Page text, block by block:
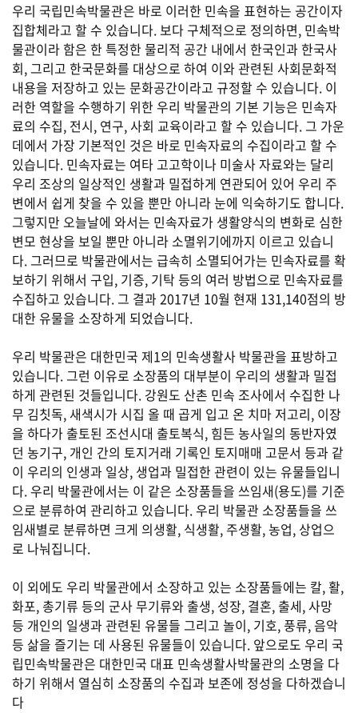
우리 국립민속박물관은 바로 이러한 민속을 표현하는 공간이자
집합체라고 할 수 있습니다. 보다 구체적으로 정의하면, 민속박
물관이라 함은 한 특정한 물리적 공간 내에서 한국인과 한국사
회, 그리고 한국문화를 대상으로 하여 이와 관련된 사회문화적
내용을 저장하고 있는 문화공간이라고 규정할 수 있습니다. 이
러한 역할을 수행하기 위한 우리 박물관의 기본 기능은 민속자
료의 수집, 전시, 연구, 사회 교육이라고 할 수 있습니다. 그 가운
데에서 가장 기본적인 것은 바로 민속자료의 수집이라고 할 수
있습니다. 민속자료는 여타 고고학이나 미술사 자료와는 달리
우리 조상의 일상적인 생활과 밀접하게 연관되어 있어 우리 주
변에서 쉽게 찾을 수 있을 뿐만 아니라 눈에 익숙하기도 합니다.
그렇지만 오늘날에 와서는 민속자료가 생활양식의 변화로 심한
변모 현상을 보일 뿐만 아니라 소멸위기에까지 이르고 있습니
다. 그러므로 박물관에서는 급속히 소멸되어가는 민속자료를 확
보하기 위해서 구입, 기증, 기탁 등의 여러 방법으로 민속자료를
수집하고 있습니다. 그 결과 2017년 10월 현재 131,140점의 방
대한 유물을 소장하게 되었습니다.
우리 박물관은 대한민국 제1의 민속생활사 박물관을 표방하고
있습니다. 그런 이유로 소장품의 대부분이 우리의 생활과 밀접
하게 관련된 것들입니다. 강원도 산촌 민속 조사에서 수집한 나
무 김칫독, 새색시가 시집 올 때 곱게 입고 온 치마 저고리, 이장
을 하다가 출토된 조선시대 출토복식, 힘든 농사일의 동반자였
던 농기구, 개인 간의 토지거래 기록인 토지매매 고문서 등과 같
이 우리의 인생과 일상, 생업과 밀접한 관련이 있는 유물들입니
다. 우리 박물관에서는 이 같은 소장품들을 쓰임새(용도)를 기준
으로 분류하여 관리하고 있습니다. 우리 박물관 소장품들을 쓰
임새별로 분류하면 크게 의생활, 식생활, 주생활, 농업, 상업으
로 나눠집니다.
이 외에도 우리 박물관에서 소장하고 있는 소장품들에는 칼, 활,
화포, 총기류 등의 군사 무기류와 출생, 성장, 결혼, 출세, 사망
등 개인의 일생과 관련된 유물들 그리고 놀이, 기호, 풍류, 음악
등 삶을 즐기는 데 사용된 유물들이 있습니다. 앞으로도 우리 국
립민속박물관은 대한민국 대표 민속생활사박물관의 소명을 다
하기 위해서 열심히 소장품의 수집과 보존에 정성을 다하겠습니
다